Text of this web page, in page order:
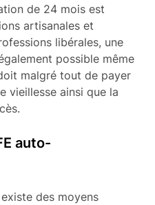
de 24 mois est
artisanales et
libérales, une
possible même
malgré tout de payer
vieillesse ainsi que la
auto-
des moyens